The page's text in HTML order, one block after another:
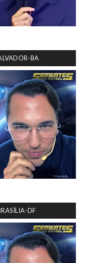
BA
DF